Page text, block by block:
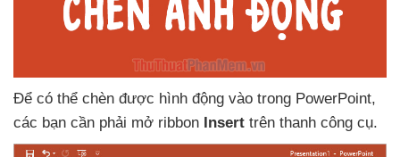
Để có thể chèn được hình động vào trong PowerPoint,
các bạn cần phải mở ribbon Insert trên thanh công cụ.